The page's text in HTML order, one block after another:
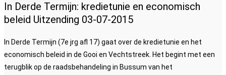
In Derde Termijn: kredietunie en economisch
beleid Uitzending 03-07-2015
In Derde Termijn (7e jrg afl 17) gaat over de kredietunie en het
economisch beleid in de Gooi en Vechtstreek. Het begint met een
terugblik op de raadsbehandeling in Bussum van het